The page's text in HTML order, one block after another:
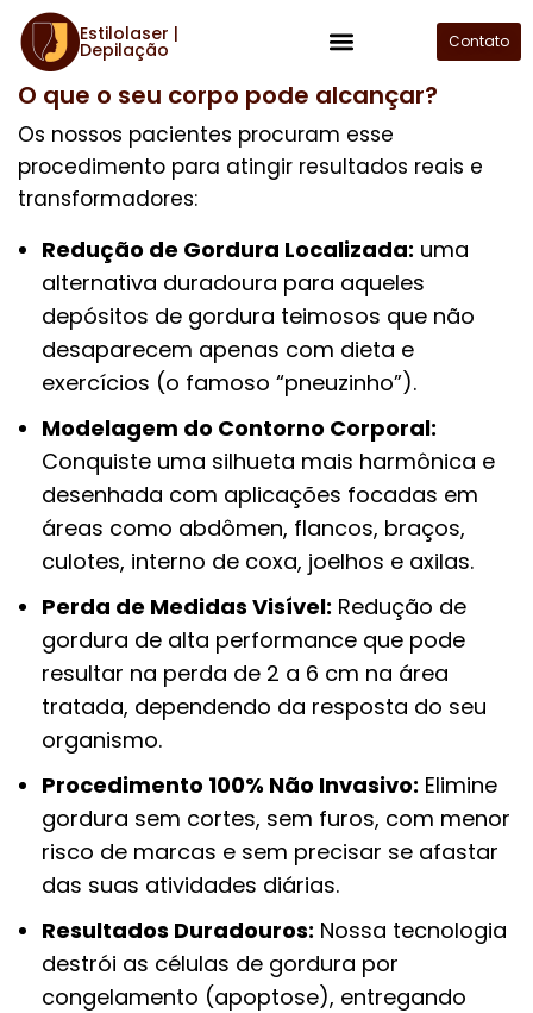
Estilolaser |
Depilação Contato
Benefícios da Criolipólise:
O que o seu corpo pode alcançar?
Os nossos pacientes procuram esse
procedimento para atingir resultados reais e
transformadores:
Redução de Gordura Localizada: uma
alternativa duradoura para aqueles
depósitos de gordura teimosos que não
desaparecem apenas com dieta e
exercícios (o famoso “pneuzinho”).
Modelagem do Contorno Corporal:
Conquiste uma silhueta mais harmônica e
desenhada com aplicações focadas em
áreas como abdômen, flancos, braços,
culotes, interno de coxa, joelhos e axilas.
Perda de Medidas Visível: Redução de
gordura de alta performance que pode
resultar na perda de 2 a 6 cm na área
tratada, dependendo da resposta do seu
organismo.
Procedimento 100% Não Invasivo: Elimine
gordura sem cortes, sem furos, com menor
risco de marcas e sem precisar se afastar
das suas atividades diárias.
Resultados Duradouros: Nossa tecnologia
destrói as células de gordura por
congelamento (apoptose), entregando